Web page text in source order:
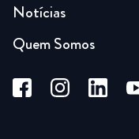
Notícias
Quem Somos